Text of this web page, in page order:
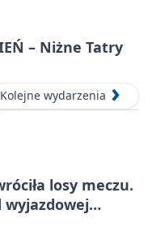
– Niżne Tatry
Kolejne wydarzenia
losy meczu.
wyjazdowej